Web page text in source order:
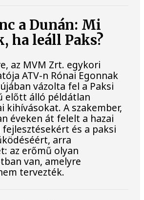
a Dunán: Mi
ha leáll Paks?
az MVM Zrt. egykori
ATV-n Rónai Egonnak
vázolta fel a Paksi
előtt álló példátlan
kihívásokat. A szakember,
éveken át felelt a hazai
és a paksi
arra
az erőmű olyan
van, amelyre
tervezték.